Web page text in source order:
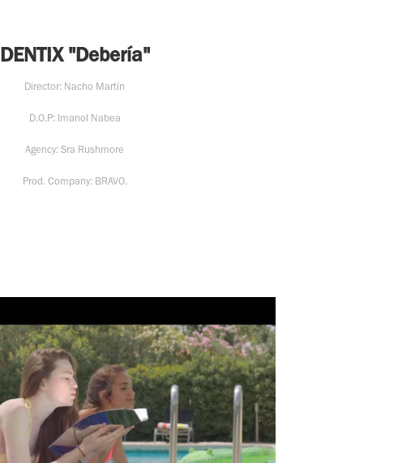
DENTIX "Debería"
Director: Nacho Martín
D.O.P: Imanol Nabea
Agency: Sra Rushmore
Prod. Company: BRAVO.